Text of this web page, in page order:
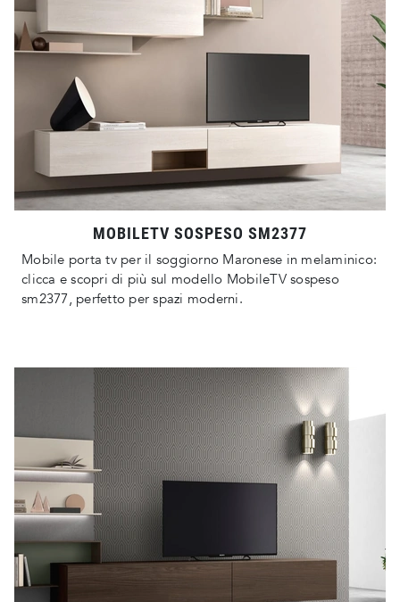
MOBILETV SOSPESO SM2377
Mobile porta tv per il soggiorno Maronese in melaminico:
clicca e scopri di più sul modello MobileTV sospeso
sm2377, perfetto per spazi moderni.